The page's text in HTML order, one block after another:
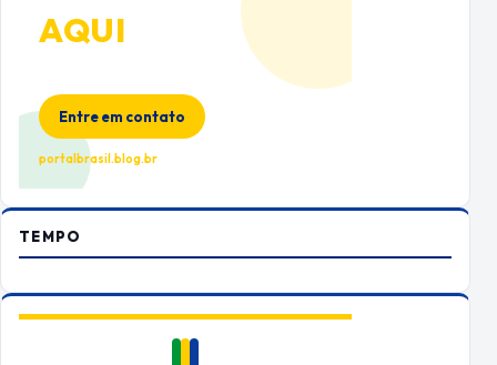
AQUI
Entre em contato
portalbrasil.blog.br
TEMPO